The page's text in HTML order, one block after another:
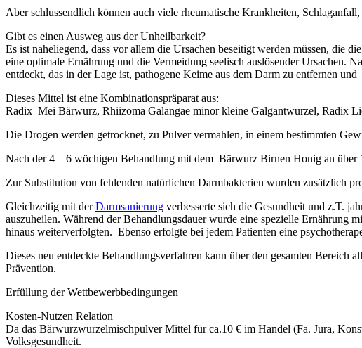
Aber schlussendlich können auch viele rheumatische Krankheiten,
Gibt es einen Ausweg aus der Unheilbarkeit?
Es ist naheliegend, dass vor allem die Ursachen beseitigt werden müssen, die
eine optimale Ernährung und die Vermeidung seelisch auslösender Ursachen.
entdeckt, das in der Lage ist, pathogene Keime aus dem Darm zu entfernen
Dieses Mittel ist eine Kombinationspräparat aus:
Radix Mei Bärwurz, Rhiizoma Galangae minor kleine Galgantwurzel, Radix
Die Drogen werden getrocknet, zu Pulver vermahlen, in einem bestimmten
Nach der 4 – 6 wöchigen Behandlung mit dem Bärwurz Birnen Honig an über
Zur Substitution von fehlenden natürlichen Darmbakterien wurden zusätzlich
Gleichzeitig mit derDarmsanierung verbesserte sich die Gesundheit und z.T.
auszuheilen. Während der Behandlungsdauer wurde eine spezielle Ernährung
hinaus weiterverfolgten. Ebenso erfolgte bei jedem Patienten eine
Dieses neu entdeckte Behandlungsverfahren kann über den gesamten
Prävention.
Erfüllung der Wettbewerbbedingungen
Kosten-Nutzen Relation
Da das Bärwurzwurzelmischpulver Mittel für ca.10 € im Handel (Fa. Jura,
Volksgesundheit.